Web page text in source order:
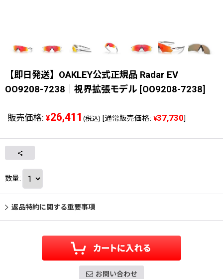
【即日発送】OAKLEY公式正規品 Radar EV
OO9208-7238｜視界拡張モデル [OO9208-7238]
販売価格: ¥26,411 (税込) [通常販売価格: ¥37,730]
数量:
返品特約に関する重要事項
お問い合わせ